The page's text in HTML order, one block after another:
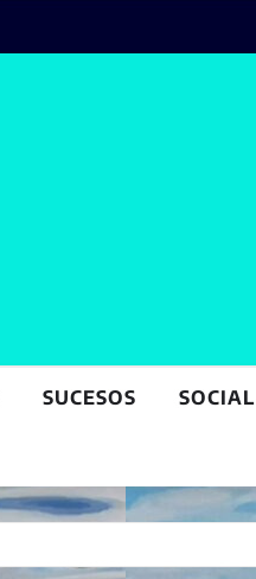
SUCESOS SOCIAL